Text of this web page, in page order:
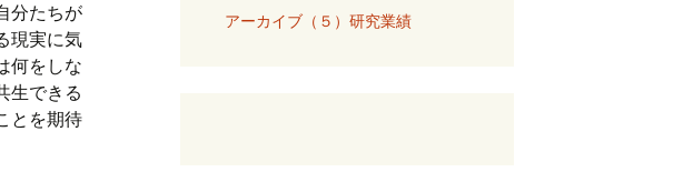
分たちが
現実に気
何をしな
生できる
とを期待
アーカイブ（５）研究業績